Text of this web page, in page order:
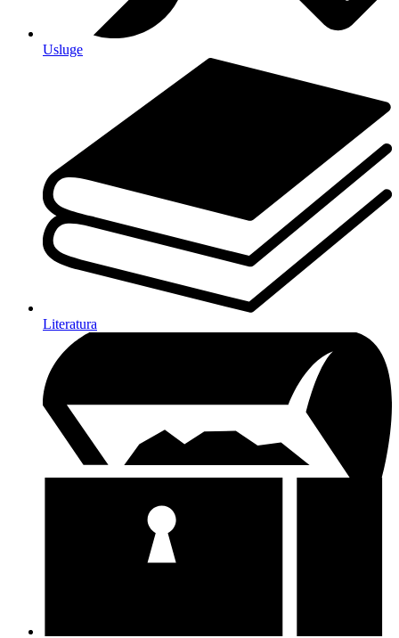
Usluge
Literatura